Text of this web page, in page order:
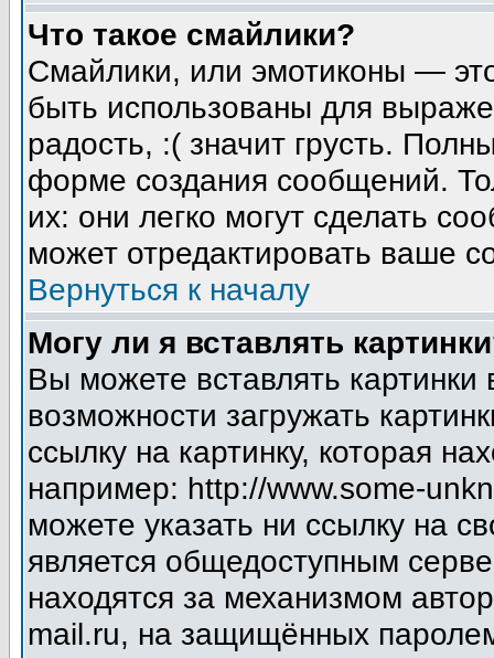
Что такое смайлики?
Смайлики, или эмотиконы —
быть использованы для
радость, :( значит грусть.
форме создания сообщений.
их: они легко могут сделать
может отредактировать ваше
Вернуться к началу
Могу ли я вставлять
Вы можете вставлять
возможности загружать
ссылку на картинку, которая
например: http://www.some-
можете указать ни ссылку на
является общедоступным
находятся за механизмом
mail.ru, на защищённых